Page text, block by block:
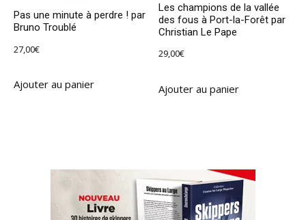
Pas une minute à perdre ! par
Bruno Troublé
27,00€
Ajouter au panier
Les champions de la vallée
des fous à Port-la-Forêt par
Christian Le Pape
29,00€
Ajouter au panier